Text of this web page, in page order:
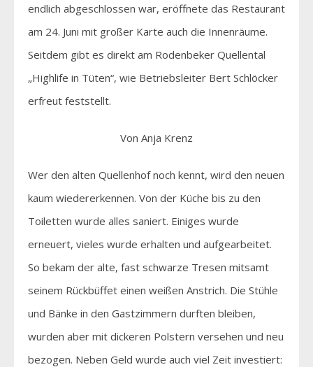
endlich abgeschlossen war, eröffnete das Restaurant
am 24. Juni mit großer Karte auch die Innenräume.
Seitdem gibt es direkt am Rodenbeker Quellental
„Highlife in Tüten“, wie Betriebsleiter Bert Schlöcker
erfreut feststellt.
Von Anja Krenz
Wer den alten Quellenhof noch kennt, wird den neuen
kaum wiedererkennen. Von der Küche bis zu den
Toiletten wurde alles saniert. Einiges wurde
erneuert, vieles wurde erhalten und aufgearbeitet.
So bekam der alte, fast schwarze Tresen mitsamt
seinem Rückbüffet einen weißen Anstrich. Die Stühle
und Bänke in den Gastzimmern durften bleiben,
wurden aber mit dickeren Polstern versehen und neu
bezogen. Neben Geld wurde auch viel Zeit investiert: